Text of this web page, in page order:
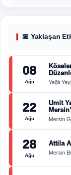
📅 Yaklaşan
08
Ağu Yağlı
22
Ağu
Ümit
Mersin
28
Ağu
Attila
Mersin